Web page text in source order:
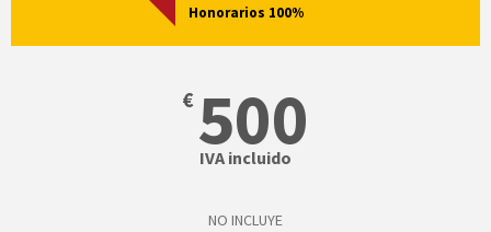
Honorarios 100%
€ 500
IVA incluido
NO INCLUYE